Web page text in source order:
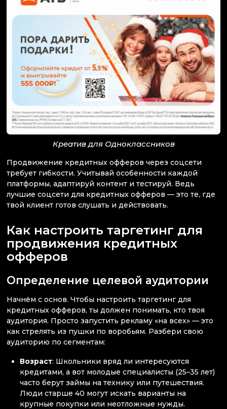
Креатив для Одноклассников
Продвижение кредитных офферов через соцсети
требует гибкости. Учитывай особенности каждой
платформы, адаптируй контент и тестируй. Ведь
лучшие соцсети для кредитных офферов — это те, где
твой клиент готов слушать и действовать.
Как настроить таргетинг для
продвижения кредитных
офферов
Определение целевой аудитории
Начнём с основ. Чтобы настроить таргетинг для
кредитных офферов, ты должен понимать, кто твоя
аудитория. Просто запустить рекламу «на всех» — это
как стрелять из пушки по воробьям. Разбери свою
аудиторию по сегментам:
Возраст: Школьники вряд ли интересуются
кредитами, а вот молодые специалисты (25–35 лет)
часто берут займы на технику или путешествия.
Люди старше 40 могут искать варианты на
крупные покупки или неотложные нужды.